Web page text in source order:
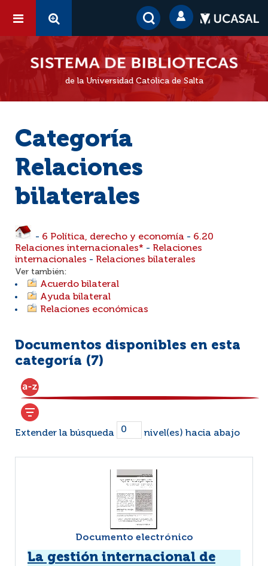
de la Universidad Católica de Salta
Categoría
Relaciones
bilaterales
- 6 Política, derecho y economía - 6.20
Relaciones internacionales* - Relaciones
internacionales - Relaciones bilaterales
Ver también:
Acuerdo bilateral
Ayuda bilateral
Relaciones económicas
Documentos disponibles en esta
categoría (7)
Extender la búsqueda nivel(es) hacia abajo
Documento electrónico
La gestión internacional de